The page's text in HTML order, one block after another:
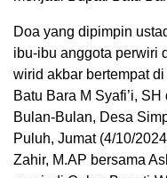
Doa yang dipimpin
ibu-ibu anggota perwiri
wirid akbar bertempat
Batu Bara M Syafi’i,
Bulan-Bulan, Desa
Puluh, Jumat (4/10/
Zahir, M.AP bersama